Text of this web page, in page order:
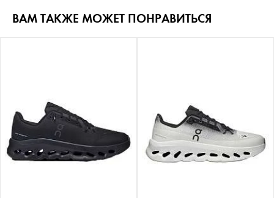
ВАМ ТАКЖЕ МОЖЕТ ПОНРАВИТЬСЯ